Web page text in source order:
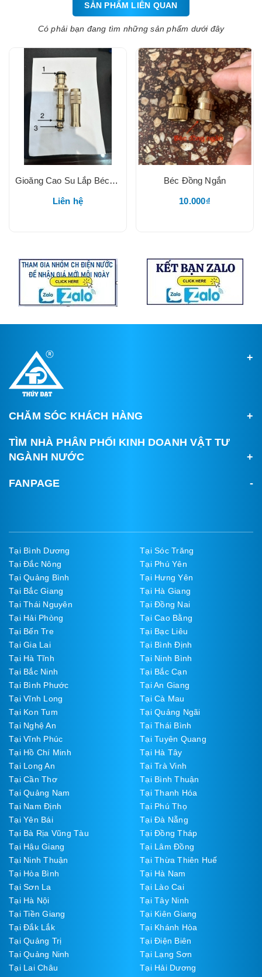
SẢN PHẨM LIÊN QUAN
Có phải bạn đang tìm những sản phẩm dưới đây
Gioăng Cao Su Lắp Béc Tưới Cây Đồng (3 loại)
Liên hệ
Béc Đồng Ngắn
10.000₫
CHĂM SÓC KHÁCH HÀNG
TÌM NHÀ PHÂN PHỐI KINH DOANH VẬT TƯ
NGÀNH NƯỚC
FANPAGE
Tại Bình Dương
Tại Sóc Trăng
Tại Đắc Nông
Tại Phú Yên
Tại Quảng Bình
Tại Hưng Yên
Tại Bắc Giang
Tại Hà Giang
Tại Thái Nguyên
Tại Đồng Nai
Tại Hải Phòng
Tại Cao Bằng
Tại Bến Tre
Tại Bạc Liêu
Tại Gia Lai
Tại Bình Định
Tại Hà Tĩnh
Tại Ninh Bình
Tại Bắc Ninh
Tại Bắc Cạn
Tại Bình Phước
Tại An Giang
Tại Vĩnh Long
Tại Cà Mau
Tại Kon Tum
Tại Quảng Ngãi
Tại Nghệ An
Tại Thái Bình
Tại Vĩnh Phúc
Tại Tuyên Quang
Tại Hồ Chí Minh
Tại Hà Tây
Tại Long An
Tại Trà Vinh
Tại Cần Thơ
Tại Bình Thuận
Tại Quảng Nam
Tại Thanh Hóa
Tại Nam Định
Tại Phú Thọ
Tại Yên Bái
Tại Đà Nẵng
Tại Bà Rịa Vũng Tàu
Tại Đồng Tháp
Tại Hậu Giang
Tại Lâm Đồng
Tại Ninh Thuận
Tại Thừa Thiên Huế
Tại Hòa Bình
Tại Hà Nam
Tại Sơn La
Tại Lào Cai
Tại Hà Nội
Tại Tây Ninh
Tại Tiền Giang
Tại Kiên Giang
Tại Đắk Lắk
Tại Khánh Hòa
Tại Quảng Trị
Tại Điện Biên
Tại Quảng Ninh
Tại Lạng Sơn
Tại Lai Châu
Tại Hải Dương